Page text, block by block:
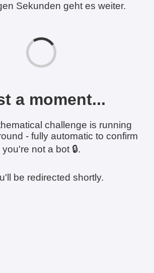
Sekunden geht es weiter.
a moment...
challenge is running
- fully automatic to confirm
you're not a bot 🔒.
be redirected shortly.